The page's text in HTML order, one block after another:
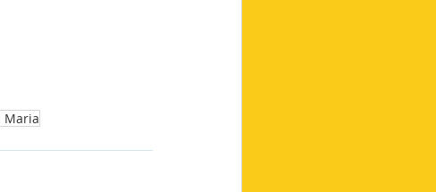
Maria